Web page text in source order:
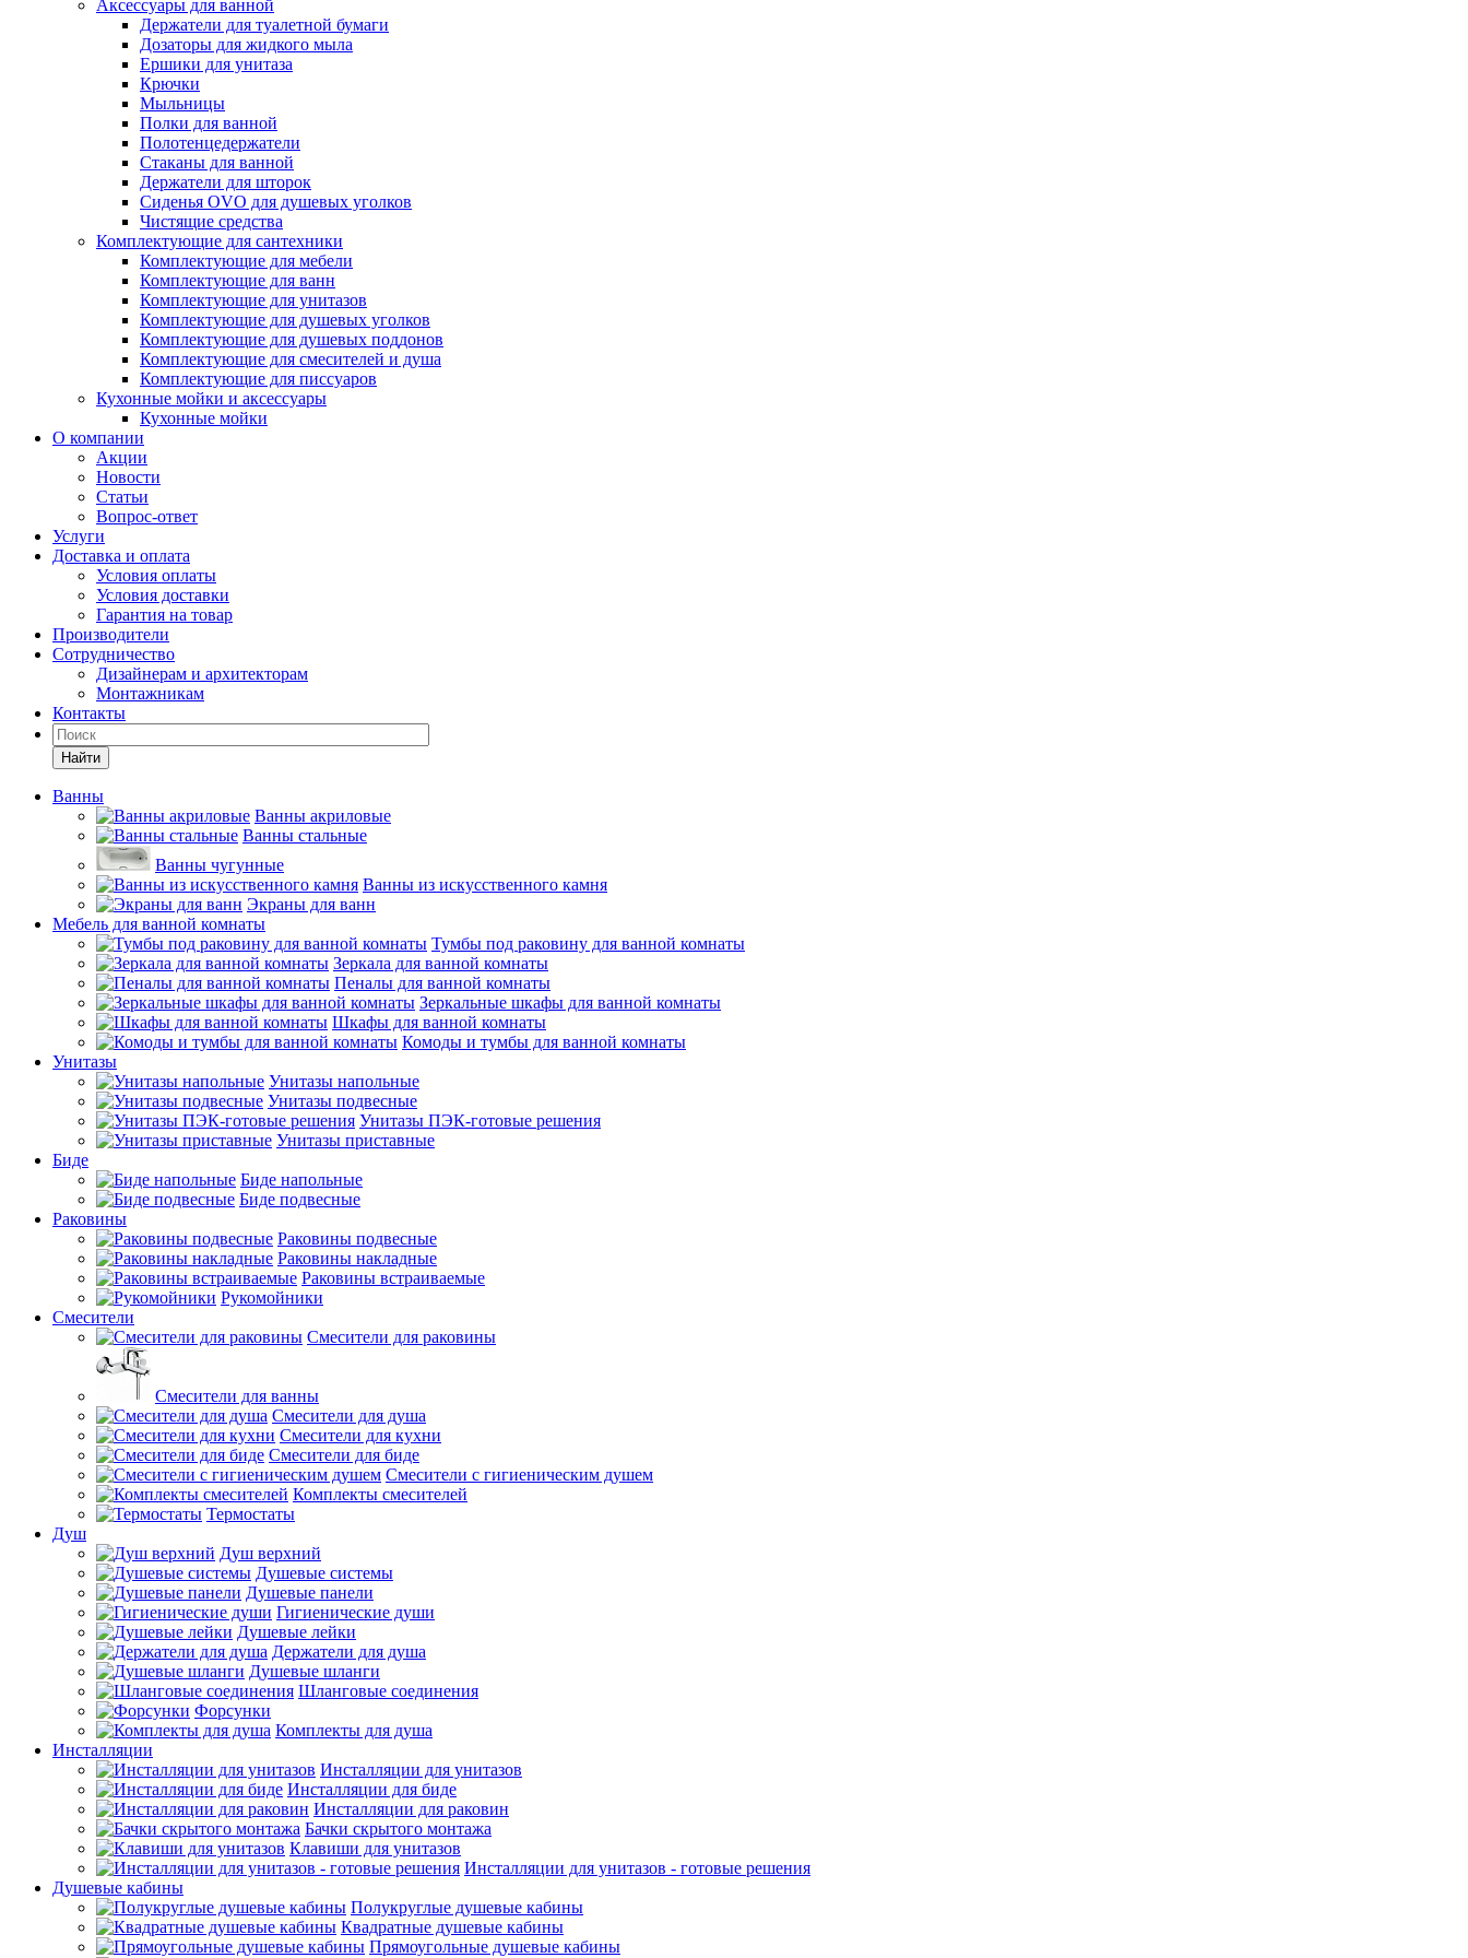
Аксессуары для ванной
Держатели для туалетной бумаги
Дозаторы для жидкого мыла
Ершики для унитаза
Крючки
Мыльницы
Полки для ванной
Полотенцедержатели
Стаканы для ванной
Держатели для шторок
Сиденья OVO для душевых уголков
Чистящие средства
Комплектующие для сантехники
Комплектующие для мебели
Комплектующие для ванн
Комплектующие для унитазов
Комплектующие для душевых уголков
Комплектующие для душевых поддонов
Комплектующие для смесителей и душа
Комплектующие для писсуаров
Кухонные мойки и аксессуары
Кухонные мойки
О компании
Акции
Новости
Статьи
Вопрос-ответ
Услуги
Доставка и оплата
Условия оплаты
Условия доставки
Гарантия на товар
Производители
Сотрудничество
Дизайнерам и архитекторам
Монтажникам
Контакты
Найти
Ванны
Ванны акриловые
Ванны стальные
Ванны чугунные
Ванны из искусственного камня
Экраны для ванн
Мебель для ванной комнаты
Тумбы под раковину для ванной комнаты
Зеркала для ванной комнаты
Пеналы для ванной комнаты
Зеркальные шкафы для ванной комнаты
Шкафы для ванной комнаты
Комоды и тумбы для ванной комнаты
Унитазы
Унитазы напольные
Унитазы подвесные
Унитазы ПЭК-готовые решения
Унитазы приставные
Биде
Биде напольные
Биде подвесные
Раковины
Раковины подвесные
Раковины накладные
Раковины встраиваемые
Рукомойники
Смесители
Смесители для раковины
Смесители для ванны
Смесители для душа
Смесители для кухни
Смесители для биде
Смесители с гигиеническим душем
Комплекты смесителей
Термостаты
Душ
Душ верхний
Душевые системы
Душевые панели
Гигиенические души
Душевые лейки
Держатели для душа
Душевые шланги
Шланговые соединения
Форсунки
Комплекты для душа
Инсталляции
Инсталляции для унитазов
Инсталляции для биде
Инсталляции для раковин
Бачки скрытого монтажа
Клавиши для унитазов
Инсталляции для унитазов - готовые решения
Душевые кабины
Полукруглые душевые кабины
Квадратные душевые кабины
Прямоугольные душевые кабины